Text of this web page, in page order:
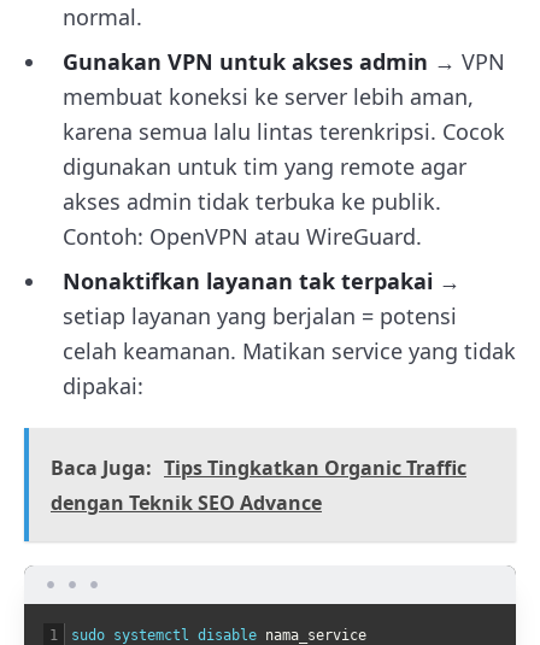
normal.
Gunakan VPN untuk akses admin → VPN
membuat koneksi ke server lebih aman,
karena semua lalu lintas terenkripsi. Cocok
digunakan untuk tim yang remote agar
akses admin tidak terbuka ke publik.
Contoh: OpenVPN atau WireGuard.
Nonaktifkan layanan tak terpakai →
setiap layanan yang berjalan = potensi
celah keamanan. Matikan service yang tidak
dipakai:
Baca Juga: Tips Tingkatkan Organic Traffic
dengan Teknik SEO Advance
1 sudo systemctl disable nama_service